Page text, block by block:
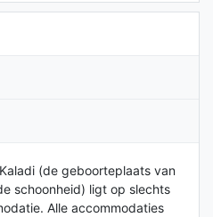
(de geboorteplaats van
schoonheid) ligt op slechts
Alle accommodaties